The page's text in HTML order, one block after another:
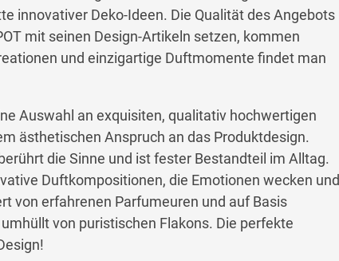
innovativer Deko-Ideen. Die Qualität des Angebots
mit seinen Design-Artikeln setzen, kommen
und einzigartige Duftmomente findet man
Auswahl an exquisiten, qualitativ hochwertigen
ästhetischen Anspruch an das Produktdesign.
die Sinne und ist fester Bestandteil im Alltag.
Duftkompositionen, die Emotionen wecken und
von erfahrenen Parfumeuren und auf Basis
von puristischen Flakons. Die perfekte